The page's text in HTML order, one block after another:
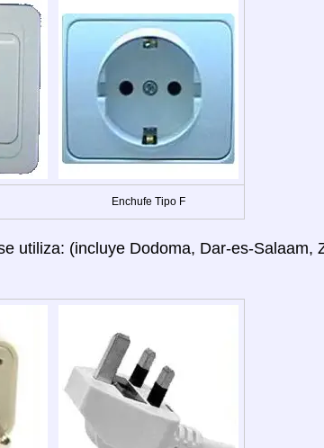
Enchufe Tipo F
utiliza: (incluye Dodoma, Dar-es-Salaam,